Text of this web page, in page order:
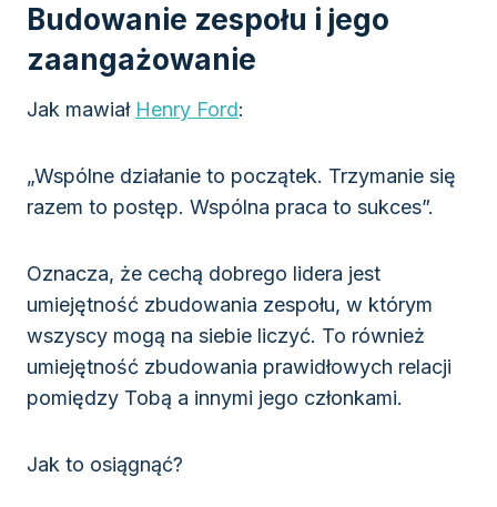
Budowanie zespołu i jego
zaangażowanie
Jak mawiał Henry Ford:
„Wspólne działanie to początek. Trzymanie się
razem to postęp. Wspólna praca to sukces”.
Oznacza, że cechą dobrego lidera jest
umiejętność zbudowania zespołu, w którym
wszyscy mogą na siebie liczyć. To również
umiejętność zbudowania prawidłowych relacji
pomiędzy Tobą a innymi jego członkami.
Jak to osiągnąć?